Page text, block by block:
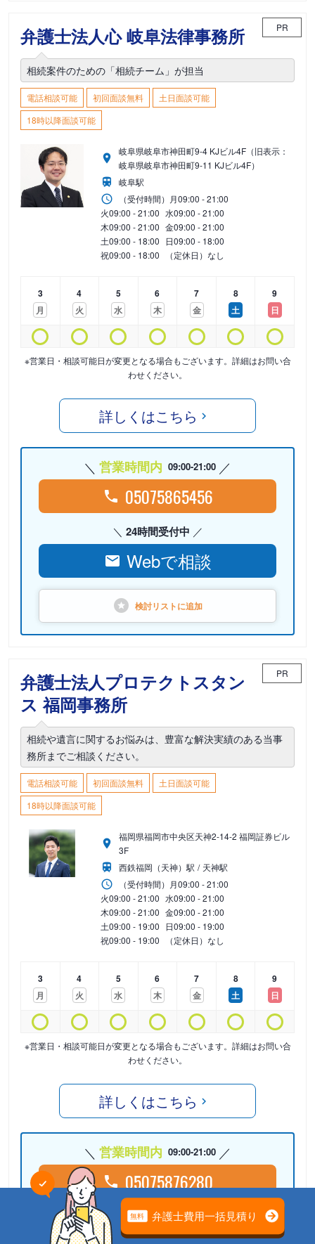
弁護士法人心 岐阜法律事務所 PR
相続案件のための「相続チーム」が担当
電話相談可能 初回面談無料
土日面談可能
18時以降面談可能
岐阜県岐阜市神田町9-4 KJビル4F（旧表示：
岐阜県岐阜市神田町9-11 KJビル4F）
岐阜駅
（受付時間） 月09:00 - 21:00
火09:00 - 21:00 水09:00 - 21:00
木09:00 - 21:00 金09:00 - 21:00
土09:00 - 18:00 日09:00 - 18:00
祝09:00 - 18:00 （定休日）なし
3
月
4
火
5
水
6
木
7
金
8
土
9
日
※営業日・相談可能日が変更となる場合もございます。詳細はお問い合
わせください。
詳しくはこちら
営業時間内 09:00-21:00
05075865456
24時間受付中
Webで相談
検討リストに追加
弁護士法人プロテクトスタン
ス 福岡事務所
PR
相続や遺言に関するお悩みは、豊富な解決実績のある当事
務所までご相談ください。
電話相談可能 初回面談無料
土日面談可能
18時以降面談可能
福岡県福岡市中央区天神2-14-2 福岡証券ビル
3F
西鉄福岡（天神）駅
天神駅
（受付時間） 月09:00 - 21:00
火09:00 - 21:00 水09:00 - 21:00
木09:00 - 21:00 金09:00 - 21:00
土09:00 - 19:00 日09:00 - 19:00
祝09:00 - 19:00 （定休日）なし
3
月
4
火
5
水
6
木
7
金
8
土
9
日
※営業日・相談可能日が変更となる場合もございます。詳細はお問い合
わせください。
詳しくはこちら
営業時間内 09:00-21:00
05075876280
24時間受付中